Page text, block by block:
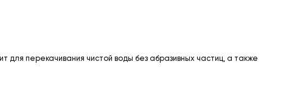
для перекачивания чистой воды без абразивных частиц, а также